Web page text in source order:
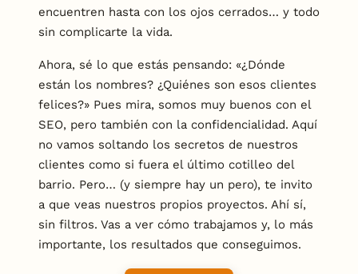
encuentren hasta con los ojos cerrados… y todo
sin complicarte la vida.
Ahora, sé lo que estás pensando: «¿Dónde
están los nombres? ¿Quiénes son esos clientes
felices?» Pues mira, somos muy buenos con el
SEO, pero también con la confidencialidad. Aquí
no vamos soltando los secretos de nuestros
clientes como si fuera el último cotilleo del
barrio. Pero… (y siempre hay un pero), te invito
a que veas nuestros propios proyectos. Ahí sí,
sin filtros. Vas a ver cómo trabajamos y, lo más
importante, los resultados que conseguimos.